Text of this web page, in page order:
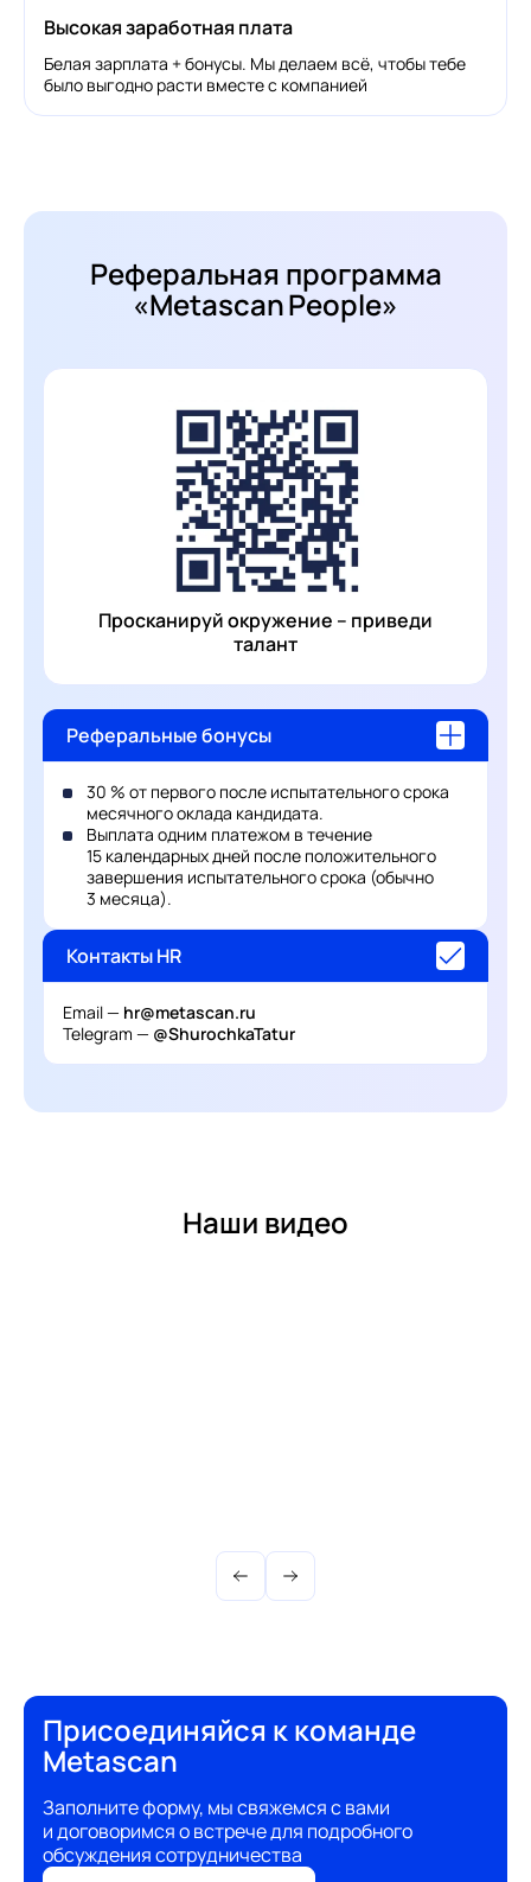
Компенсация 80% стоимости профильных
курсов, обучения английскому языку, спорта,
психотерапии.
@ShurochkaTaturили@elislamova
Высокая заработная плата
Белая зарплата + бонусы. Мы делаем всё, чтобы тебе
было выгодно расти вместе с компанией
Реферальная программа
«Metascan People»
Просканируй окружение – приведи
талант
Реферальные бонусы
30 % от первого после испытательного срока
месячного оклада кандидата.
Выплата одним платежом в течение
15 календарных дней после положительного
завершения испытательного срока (обычно
3 месяца).
Контакты HR
Email — hr@metascan.ru
Telegram — @ShurochkaTatur
Наши видео
Присоединяйся к команде
Metascan
Заполните форму, мы свяжемся с вами
и договоримся о встрече для подробного
обсуждения сотрудничества